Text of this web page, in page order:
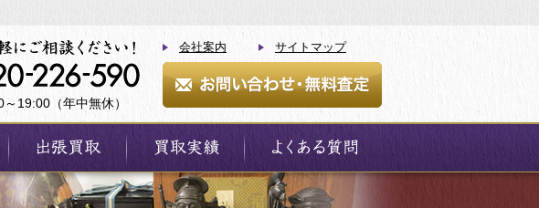
19:00（年中無休）
会社案内 サイトマップ